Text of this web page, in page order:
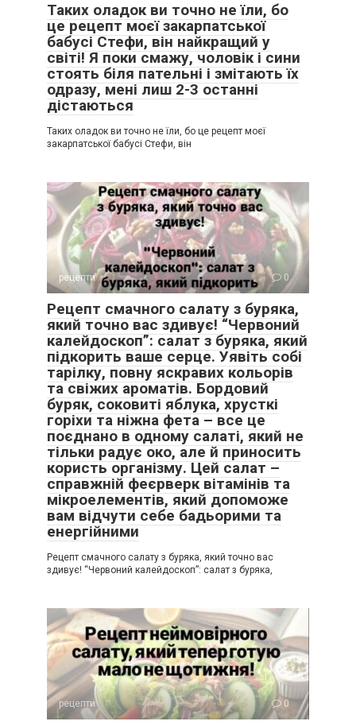
Таких оладок ви точно не їли, бо
це рецепт моєї закарпатської
бабусі Стефи, він найкращий у
світі! Я поки смажу, чоловік і сини
стоять біля пательні і змітають їх
одразу, мені лиш 2-3 останні
дістаються
Таких оладок ви точно не їли, бо це рецепт моєї
закарпатської бабусі Стефи, він
рецепти 0
Рецепт смачного салату з буряка,
який точно вас здивує! “Червоний
калейдоскоп”: салат з буряка, який
підкорить ваше серце. Уявіть собі
тарілку, повну яскравих кольорів
та свіжих ароматів. Бордовий
буряк, соковиті яблука, хрусткі
горіхи та ніжна фета – все це
поєднано в одному салаті, який не
тільки радує око, але й приносить
користь організму. Цей салат –
справжній феєрверк вітамінів та
мікроелементів, який допоможе
вам відчути себе бадьорими та
енергійними
Рецепт смачного салату з буряка, який точно вас
здивує! “Червоний калейдоскоп”: салат з буряка,
рецепти 0